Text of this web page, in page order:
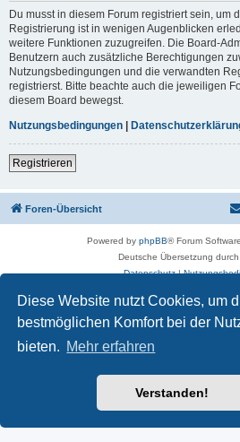
Diese Website nutzt Cookies, um
bestmöglichen Komfort bei der
bieten. Mehr erfahren
Verstanden!
Du musst in diesem Forum registriert sein, um
Registrierung ist in wenigen Augenblicken
weitere Funktionen zuzugreifen. Die Board-
Benutzern auch zusätzliche Berechtigungen
Nutzungsbedingungen und die verwandten
registrierst. Bitte beachte auch die jeweiligen
diesem Board bewegst.
Nutzungsbedingungen |
Registrieren
Foren-Übersicht
Powered by phpBB® Forum
Deutsche Übersetzung durch
Datenschutz|